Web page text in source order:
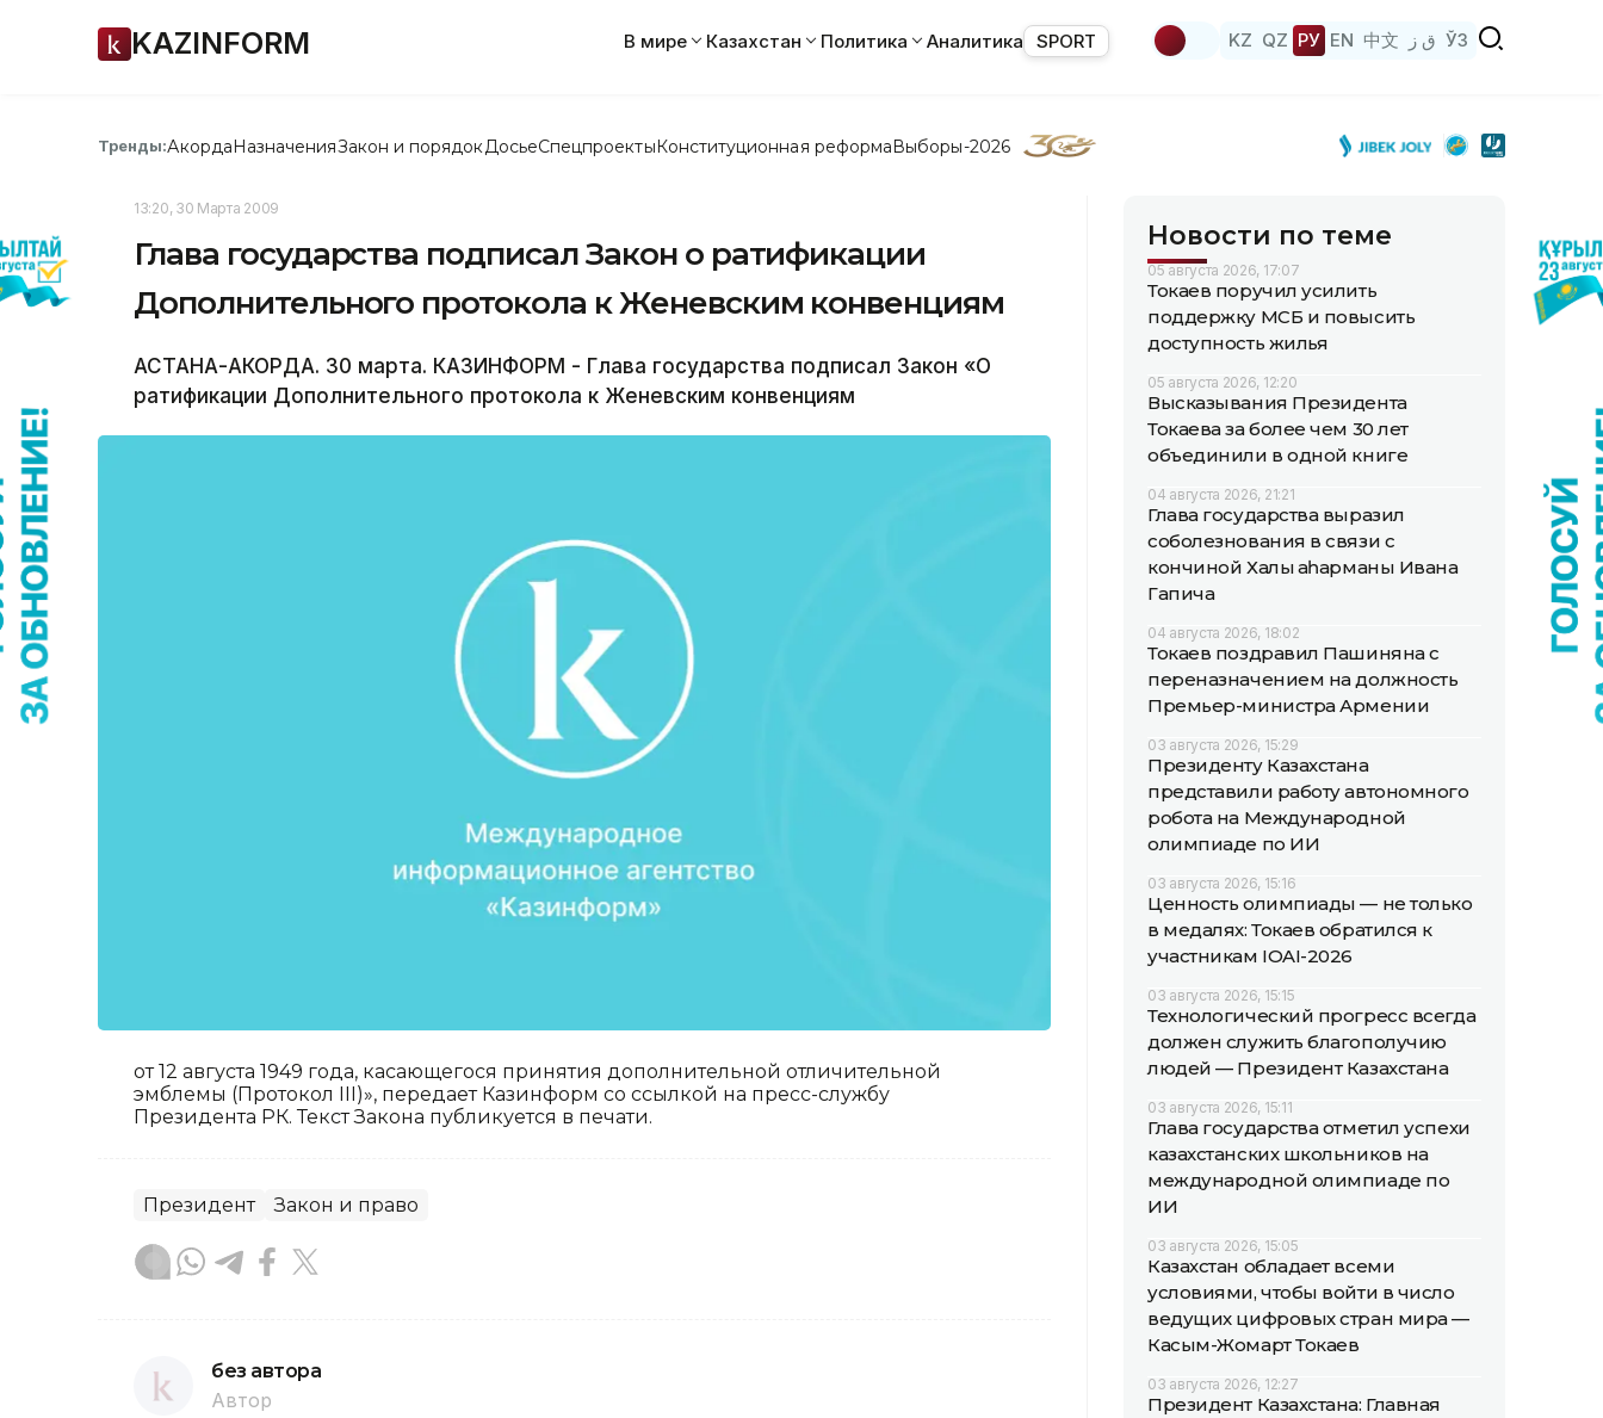
KAZINFORM В мире Казахстан Политика Аналитика SPORT KZ QZ РУ EN 中文 ق ز ЎЗ
Тренды:АкордаНазначенияЗакон и порядок ДосьеСпецпроектыКонституционная реформаВыборы-2026
13:20, 30 Марта 2009
Глава государства подписал Закон о ратификации
Дополнительного протокола к Женевским конвенциям
АСТАНА-АКОРДА. 30 марта. КАЗИНФОРМ - Глава государства подписал Закон «О
ратификации Дополнительного протокола к Женевским конвенциям
от 12 августа 1949 года, касающегося принятия дополнительной отличительной
эмблемы (Протокол III)», передает Казинформ со ссылкой на пресс-службу
Президента РК. Текст Закона публикуется в печати.
Президент Закон и право
без автора
Автор
Новости по теме
05 августа 2026, 17:07
Токаев поручил усилить
поддержку МСБ и повысить
доступность жилья
05 августа 2026, 12:20
Высказывания Президента
Токаева за более чем 30 лет
объединили в одной книге
04 августа 2026, 21:21
Глава государства выразил
соболезнования в связи с
кончиной Халық қаһарманы Ивана
Гапича
04 августа 2026, 18:02
Токаев поздравил Пашиняна с
переназначением на должность
Премьер-министра Армении
03 августа 2026, 15:29
Президенту Казахстана
представили работу автономного
робота на Международной
олимпиаде по ИИ
03 августа 2026, 15:16
Ценность олимпиады — не только
в медалях: Токаев обратился к
участникам IOAI-2026
03 августа 2026, 15:15
Технологический прогресс всегда
должен служить благополучию
людей — Президент Казахстана
03 августа 2026, 15:11
Глава государства отметил успехи
казахстанских школьников на
международной олимпиаде по
ИИ
03 августа 2026, 15:05
Казахстан обладает всеми
условиями, чтобы войти в число
ведущих цифровых стран мира —
Касым-Жомарт Токаев
03 августа 2026, 12:27
Президент Казахстана: Главная